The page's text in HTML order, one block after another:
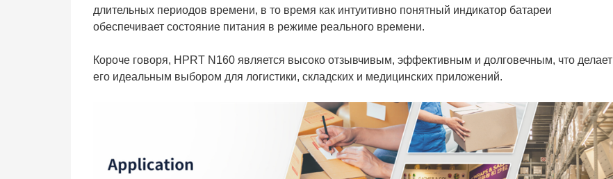
длительных периодов времени, в то время как интуитивно понятный индикатор батареи
обеспечивает состояние питания в режиме реального времени.
Короче говоря, HPRT N160 является высоко отзывчивым, эффективным и долговечным, что делает
его идеальным выбором для логистики, складских и медицинских приложений.